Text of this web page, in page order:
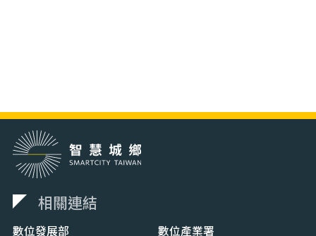
相關連結
數位發展部 數位產業署